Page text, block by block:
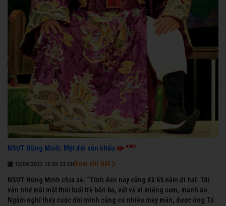
NSƯT Hùng Minh: Một đời sân khấu 4882
12/04/2022 12:05:23 CH
NSƯT Hùng Minh chia sẻ: “Tính đến nay cũng đã 65 năm đi hát. Tôi
vẫn nhớ mãi một thời tuổi trẻ bôn ba, vất vả vì miếng cơm, manh áo.
Ngẫm nghĩ thấy cuộc đời mình cũng có nhiều may mắn, được ông Tổ
Xem chi tiết